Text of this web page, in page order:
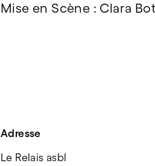
Mise en Scène : Clara
Adresse
Le Relais asbl